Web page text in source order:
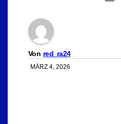
Von red_ra24
MÄRZ 4, 2026